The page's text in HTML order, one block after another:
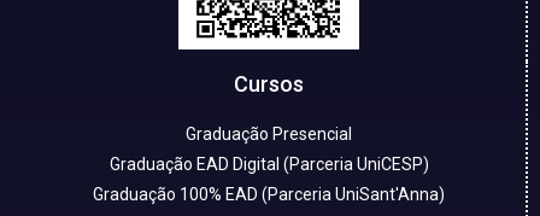
Cursos
Graduação Presencial
Graduação EAD Digital (Parceria UniCESP)
Graduação 100% EAD (Parceria UniSant'Anna)